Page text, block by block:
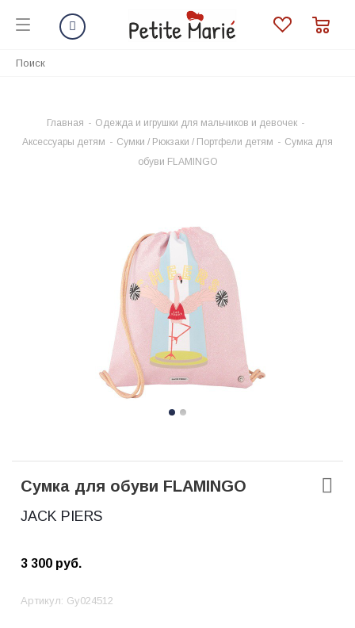
Главная - Одежда и игрушки для мальчиков и девочек -
Аксессуары детям - Сумки / Рюкзаки / Портфели детям - Сумка для
обуви FLAMINGO
Сумка для обуви FLAMINGO
JACK PIERS
3 300 руб.
Артикул: Gy024512